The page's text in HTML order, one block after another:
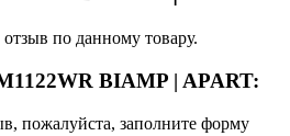
по данному товару.
BIAMP | APART:
пожалуйста, заполните форму